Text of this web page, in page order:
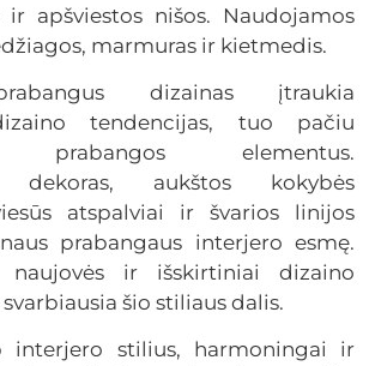
apšviestos nišos. Naudojamos
marmuras ir kietmedis.
dizainas įtraukia
tendencijas, tuo pačiu
prabangos elementus.
dekoras, aukštos kokybės
atspalviai ir švarios linijos
prabangaus interjero esmę.
naujovės ir išskirtiniai dizaino
šio stiliaus dalis.
interjero stilius, harmoningai ir